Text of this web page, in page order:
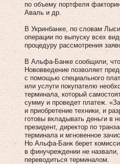
по объему портфеля
Аваль и др.
В Укринбанке, по словам
операции по выпуску всех
процедуру рассмотрения
В Альфа-Банке сообщили, что
Нововведение позволяет
с помощью специального
или услуги покупателю
терминала, который
сумму и проведет платеж.
и приобретение техники, и
готовы вкладывать деньги в
президент, директор по
терминала и мгновенное
Но Альфа-Банк берет
в финучреждении не
переводиться терминалом.